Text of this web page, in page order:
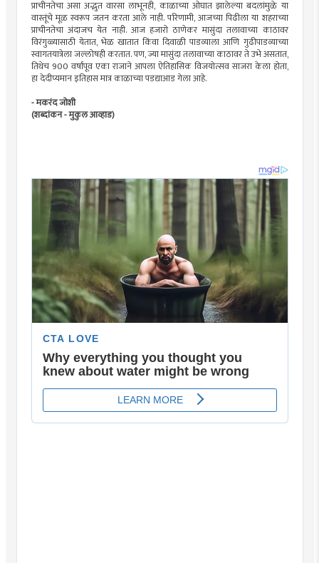
प्राचीनतेचा असा अद्भुत वारसा लाभूनही, काळाच्या ओघात झालेल्या बदलांमुळे या
वास्तूंचे मूळ स्वरूप जतन करता आले नाही. परिणामी, आजच्या पिढीला या शहराच्या
प्राचीनतेचा अंदाजच येत नाही. आज हजारो ठाणेकर मासुंदा तलावाच्या काठावर
विरंगुळ्यासाठी येतात, भेळ खातात किंवा दिवाळी पाडव्याला आणि गुढीपाडव्याच्या
स्वागतयात्रेला जल्लोषही करतात. पण, ज्या मासुंदा तलावाच्या काठावर ते उभे असतात,
तिथेच 900 वर्षांपूव एका राजाने आपला ऐतिहासिक विजयोत्सव साजरा केला होता,
हा देदीप्यमान इतिहास मात्र काळाच्या पडद्याआड गेला आहे.
- मकरंद जोशी
(शब्दांकन - मुकुल आव्हाड)